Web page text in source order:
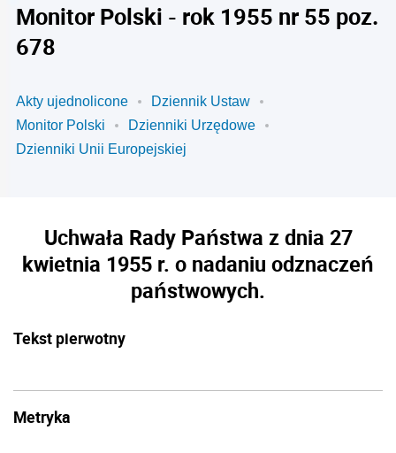
Monitor Polski - rok 1955 nr 55 poz.
678
Akty ujednolicone
Dziennik Ustaw
Monitor Polski
Dzienniki Urzędowe
Dzienniki Unii Europejskiej
Uchwała Rady Państwa z dnia 27
kwietnia 1955 r. o nadaniu odznaczeń
państwowych.
Tekst pierwotny
Metryka